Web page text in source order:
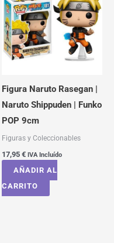
Figura Naruto Rasegan |
Naruto Shippuden | Funko
POP 9cm
Figuras y Coleccionables
17,95 € IVA Incluído
AÑADIR AL
CARRITO